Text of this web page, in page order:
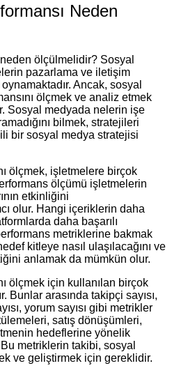
Neden
ölçülmelidir? Sosyal
pazarlama ve iletişim
Ancak, sosyal
ölçmek ve analiz etmek
Sosyal medyada nelerin işe
bilmek, stratejileri
bir sosyal medya stratejisi
ölçmek, işletmelere birçok
ölçümü işletmelerin
etkinliğini
olur. Hangi içeriklerin daha
daha başarılı
metriklerine bakmak
kitleye nasıl ulaşılacağını ve
anlamak da mümkün olur.
ölçmek için kullanılan birçok
Bunlar arasında takipçi sayısı,
yorum sayısı gibi metrikler
satış dönüşümleri,
hedeflerine yönelik
metriklerin takibi, sosyal
ve geliştirmek için gereklidir.